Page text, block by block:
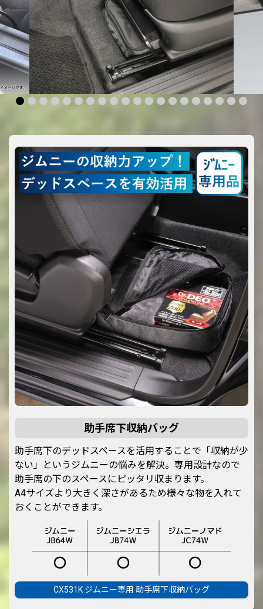
1 2 3 4 5 6 7 8 9 10 11 12 13 14 15 16 17 18 19
助手席下収納バッグ
助手席下のデッドスペースを活用することで「収納が少
ない」というジムニーの悩みを解決。専用設計なので
助手席の下のスペースにピッタリ収まります。
A4サイズより大きく深さがあるため様々な物を入れて
おくことができます。
CX531K ジムニー専用 助手席下収納バッグ